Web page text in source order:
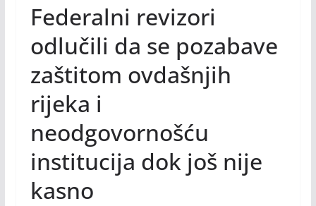
Federalni revizori
odlučili da se pozabave
zaštitom ovdašnjih
rijeka i
neodgovornošću
institucija dok još nije
kasno